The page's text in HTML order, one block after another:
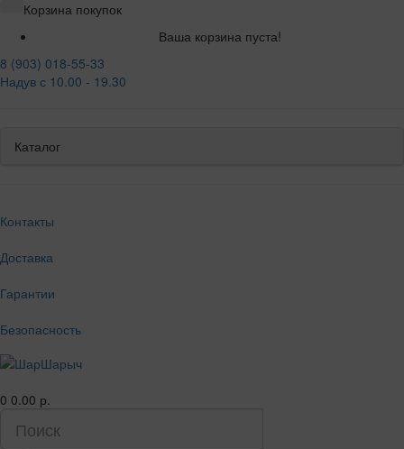
Корзина покупок
Ваша корзина пуста!
8 (903) 018-55-33
Надув с 10.00 - 19.30
Каталог
Контакты
Доставка
Гарантии
Безопасность
0 0.00 р.